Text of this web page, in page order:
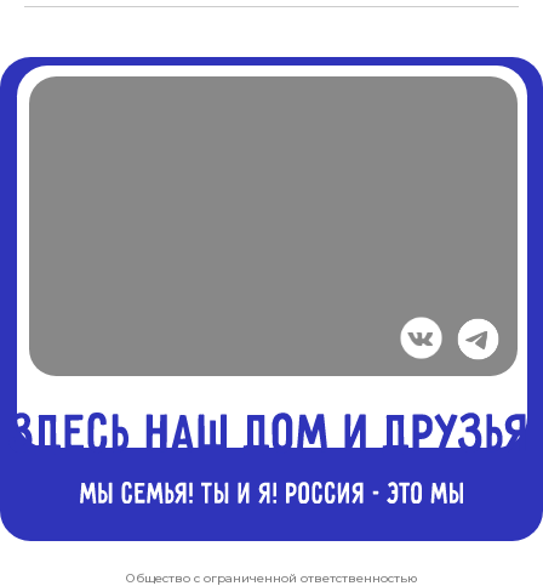
Общество с ограниченной ответственностью